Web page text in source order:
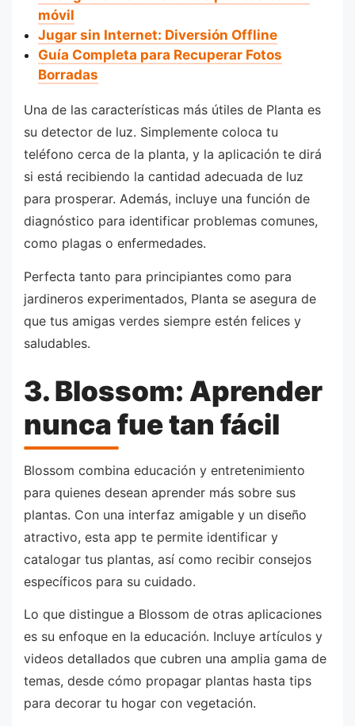
móvil
Jugar sin Internet: Diversión Offline
Guía Completa para Recuperar Fotos
Borradas
Una de las características más útiles de Planta es
su detector de luz. Simplemente coloca tu
teléfono cerca de la planta, y la aplicación te dirá
si está recibiendo la cantidad adecuada de luz
para prosperar. Además, incluye una función de
diagnóstico para identificar problemas comunes,
como plagas o enfermedades.
Perfecta tanto para principiantes como para
jardineros experimentados, Planta se asegura de
que tus amigas verdes siempre estén felices y
saludables.
3. Blossom: Aprender
nunca fue tan fácil
Blossom combina educación y entretenimiento
para quienes desean aprender más sobre sus
plantas. Con una interfaz amigable y un diseño
atractivo, esta app te permite identificar y
catalogar tus plantas, así como recibir consejos
específicos para su cuidado.
Lo que distingue a Blossom de otras aplicaciones
es su enfoque en la educación. Incluye artículos y
videos detallados que cubren una amplia gama de
temas, desde cómo propagar plantas hasta tips
para decorar tu hogar con vegetación.